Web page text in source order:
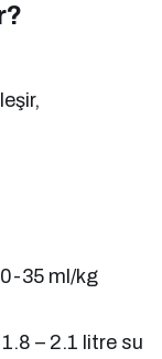
35 ml/kg
– 2.1 litre su